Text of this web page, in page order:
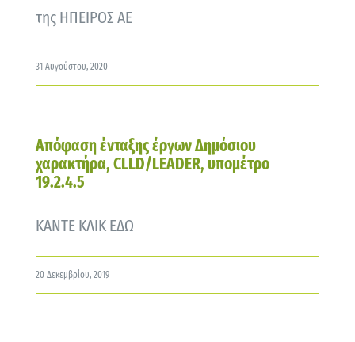
της ΗΠΕΙΡΟΣ ΑΕ
31 Αυγούστου, 2020
Απόφαση ένταξης έργων Δημόσιου
χαρακτήρα, CLLD/LEADER, υπομέτρο
19.2.4.5
ΚΑΝΤΕ ΚΛΙΚ ΕΔΩ
20 Δεκεμβρίου, 2019